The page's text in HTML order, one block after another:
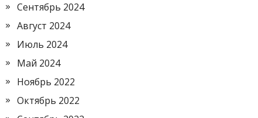
Сентябрь 2024
Август 2024
Июль 2024
Май 2024
Ноябрь 2022
Октябрь 2022